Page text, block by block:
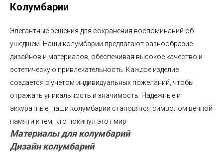
Колумбарии
Элегантные решения для сохранения воспоминаний об
ушедшем. Наши колумбарии предлагают разнообразие
дизайнов и материалов, обеспечивая высокое качество и
эстетическую привлекательность. Каждое изделие
создается с учетом индивидуальных пожеланий, чтобы
отражать уникальность и значимость. Надежные и
аккуратные, наши колумбарии становятся символом вечной
памяти к тем, кто покинул этот мир
Материалы для колумбарий
Дизайн колумбарий